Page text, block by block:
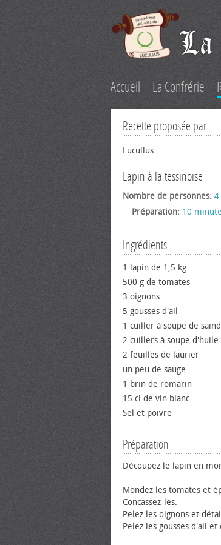
Accueil La Confrérie
Recette proposée par
Lucullus
Lapin à la tessinoise
Nombre de personnes: 4
Préparation: 10
Ingrédients
1 lapin de 1,5 kg
500 g de tomates
3 oignons
5 gousses d'ail
1 cuiller à soupe de
2 cuillers à soupe d'huile
2 feuilles de laurier
un peu de sauge
1 brin de romarin
15 cl de vin blanc
Sel et poivre
Préparation
Découpez le lapin en
Mondez les tomates et
Concassez-les.
Pelez les oignons et
Pelez les gousses d'ail